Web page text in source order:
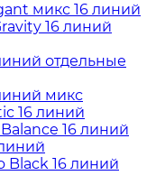
микс 16 линий
16 линий
отдельные
микс
16 линий
16 линий
Black 16 линий